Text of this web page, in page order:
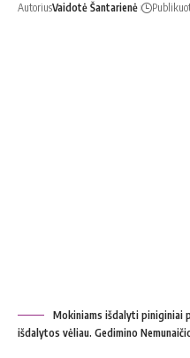
AutoriusVaidotė Šantarienė
Mokiniams išdalyti piniginiai
išdalytos vėliau. Gedimino